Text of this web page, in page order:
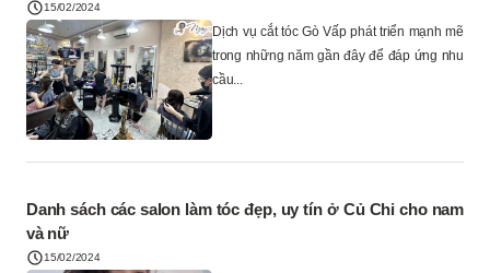
15/02/2024
Dịch vụ cắt tóc Gò Vấp phát triển mạnh mẽ
trong những năm gần đây để đáp ứng nhu
cầu...
Danh sách các salon làm tóc đẹp, uy tín ở Củ Chi cho nam
và nữ
15/02/2024